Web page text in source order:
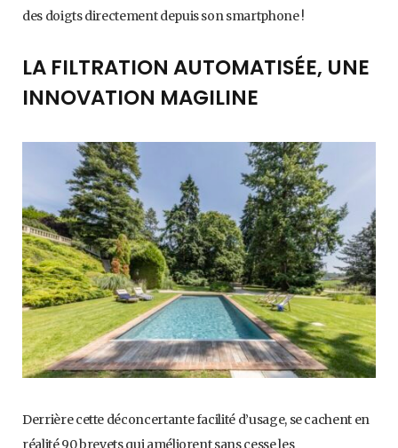
des doigts directement depuis son smartphone !
LA FILTRATION AUTOMATISÉE, UNE
INNOVATION MAGILINE
Derrière cette déconcertante facilité d’usage, se cachent en
réalité 90 brevets qui améliorent sans cesse les